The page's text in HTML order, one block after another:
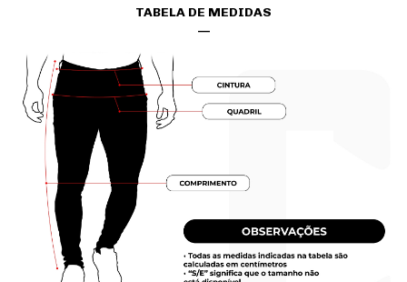
TABELA DE MEDIDAS
—